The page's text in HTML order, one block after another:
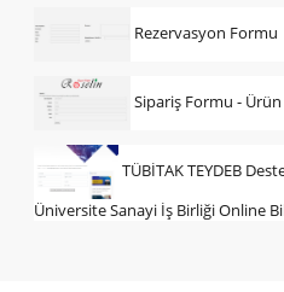
Rezervasyon Formu
Sipariş Formu -
TÜBİTAK TEYDEB
Üniversite Sanayi İş Birliği Online